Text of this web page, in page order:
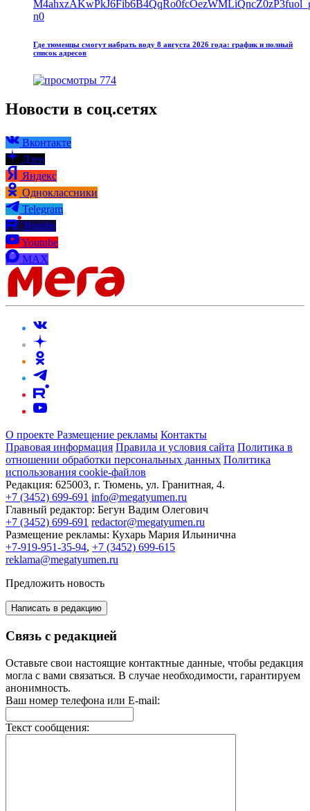
Где тюменцы смогут набрать воду 8 августа 2026 года: график и полный
список адресов
774
Новости в соц.сетях
Вконтакте
Дзен
Яндекс
Одноклассники
Telegram
Rutube
Youtube
MAX
О проекте Размещение рекламы Контакты
Правовая информация Правила и условия сайта Политика в
отношении обработки персональных данных Политика
использования cookie-файлов
Редакция: 625003, г. Тюмень, ул. Гранитная, 4.
+7 (3452) 699-691 info@megatyumen.ru
Главный редактор: Бегун Вадим Олегович
+7 (3452) 699-691 redactor@megatyumen.ru
Размещение рекламы: Кухарь Мария Ильинична
+7-919-951-35-94, +7 (3452) 699-615
reklama@megatyumen.ru
Предложить новость
Написать в редакцию
Связь с редакцией
Оставьте свои настоящие контактные данные, чтобы редакция
могла с вами связаться. В случае необходимости, гарантируем
анонимность.
Ваш номер телефона или E-mail:
Текст сообщения: